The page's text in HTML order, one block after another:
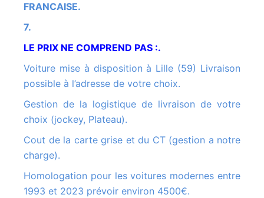
FRANCAISE.
7.
LE PRIX NE COMPREND PAS :.
Voiture mise à disposition à Lille (59) Livraison
possible à l’adresse de votre choix.
Gestion de la logistique de livraison de votre
choix (jockey, Plateau).
Cout de la carte grise et du CT (gestion a notre
charge).
Homologation pour les voitures modernes entre
1993 et 2023 prévoir environ 4500€.